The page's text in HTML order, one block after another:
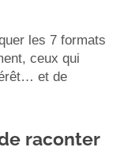
les 7 formats
ceux qui
et de
raconter